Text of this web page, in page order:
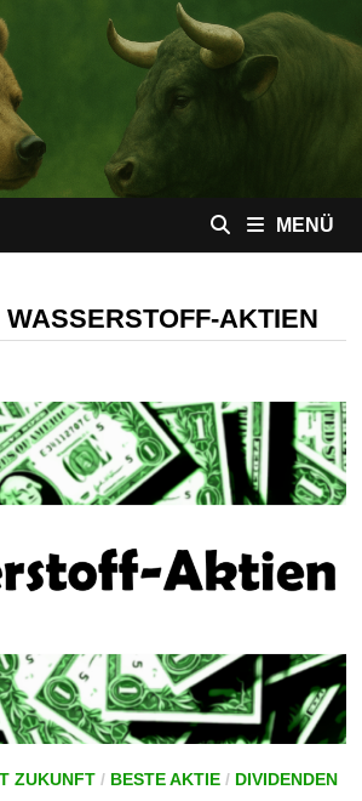
MENÜ
WASSERSTOFF-AKTIEN
ZUKUNFT/ BESTE AKTIE/ DIVIDENDEN